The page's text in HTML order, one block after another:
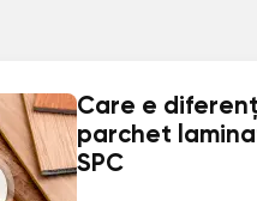
Care e
parchet
SPC